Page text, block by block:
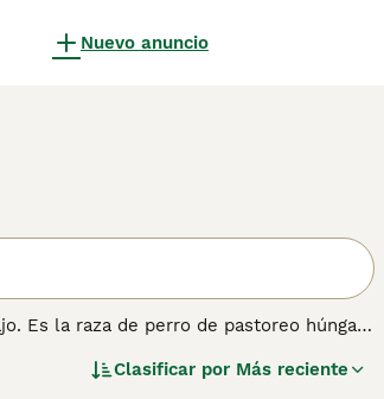
Nuevo anuncio
Es la raza de perro de pastoreo húngara
en un ambiente hogareño. No son
Clasificar por Más reciente